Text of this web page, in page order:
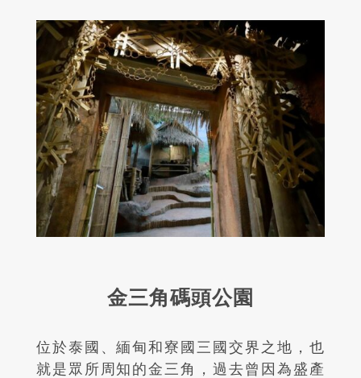
金三角碼頭公園
位於泰國、緬甸和寮國三國交界之地，也
就是眾所周知的金三角，過去曾因為盛產